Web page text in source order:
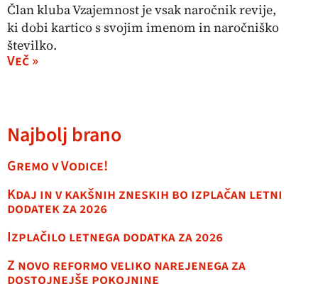
Član kluba Vzajemnost je vsak naročnik revije,
ki dobi kartico s svojim imenom in naročniško
številko.
Več »
Najbolj brano
Gremo v Vodice!
Kdaj in v kakšnih zneskih bo izplačan letni
dodatek za 2026
Izplačilo letnega dodatka za 2026
Z novo reformo veliko narejenega za
dostojnejše pokojnine